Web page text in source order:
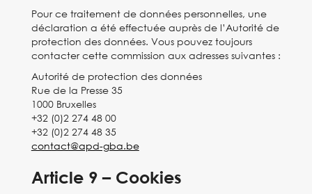
Pour ce traitement de données personnelles, une
déclaration a été effectuée auprès de l’Autorité de
protection des données. Vous pouvez toujours
contacter cette commission aux adresses suivantes :
Autorité de protection des données
Rue de la Presse 35
1000 Bruxelles
+32 (0)2 274 48 00
+32 (0)2 274 48 35
contact@apd-gba.be
Article 9 – Cookies